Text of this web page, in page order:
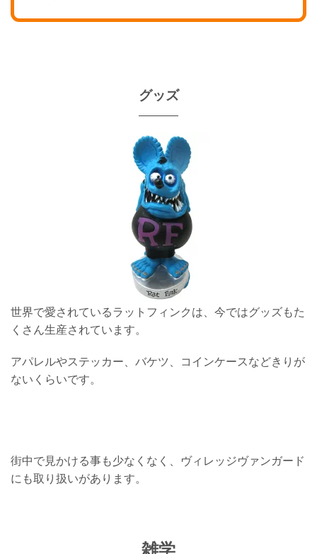
グッズ
世界で愛されているラットフィンクは、今ではグッズもた
くさん生産されています。
アパレルやステッカー、バケツ、コインケースなどきりが
ないくらいです。
街中で見かける事も少なくなく、ヴィレッジヴァンガード
にも取り扱いがあります。
雑学